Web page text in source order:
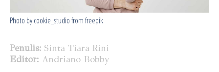
Photo by cookie_studio from freepik
Penulis: Sinta Tiara Rini
Editor: Andriano Bobby